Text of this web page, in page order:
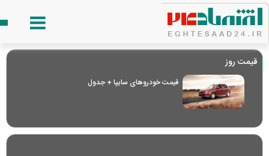
قیمت روز
قیمت خودرو‌های سایپا + جدول